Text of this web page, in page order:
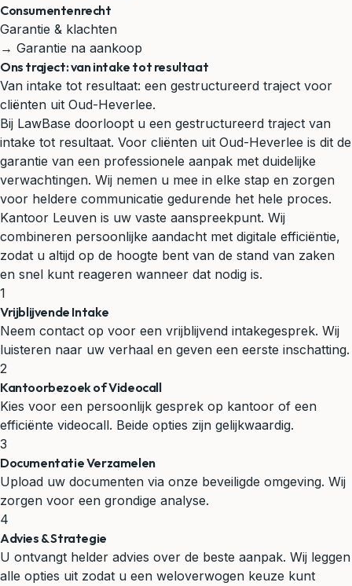
Consumentenrecht
Garantie & klachten
→ Garantie na aankoop
Ons traject: van intake tot resultaat
Van intake tot resultaat: een gestructureerd traject voor
cliënten uit Oud-Heverlee.
Bij LawBase doorloopt u een gestructureerd traject van
intake tot resultaat. Voor cliënten uit Oud-Heverlee is dit de
garantie van een professionele aanpak met duidelijke
verwachtingen. Wij nemen u mee in elke stap en zorgen
voor heldere communicatie gedurende het hele proces.
Kantoor Leuven is uw vaste aanspreekpunt. Wij
combineren persoonlijke aandacht met digitale efficiëntie,
zodat u altijd op de hoogte bent van de stand van zaken
en snel kunt reageren wanneer dat nodig is.
1
Vrijblijvende Intake
Neem contact op voor een vrijblijvend intakegesprek. Wij
luisteren naar uw verhaal en geven een eerste inschatting.
2
Kantoorbezoek of Videocall
Kies voor een persoonlijk gesprek op kantoor of een
efficiënte videocall. Beide opties zijn gelijkwaardig.
3
Documentatie Verzamelen
Upload uw documenten via onze beveiligde omgeving. Wij
zorgen voor een grondige analyse.
4
Advies & Strategie
U ontvangt helder advies over de beste aanpak. Wij leggen
alle opties uit zodat u een weloverwogen keuze kunt